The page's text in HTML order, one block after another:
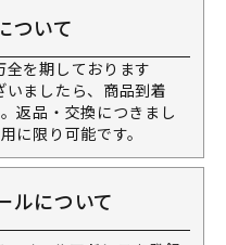
ついて
を期しております
ましたら、商品到着
返品・交換につきまし
に限り可能です。
ルについて